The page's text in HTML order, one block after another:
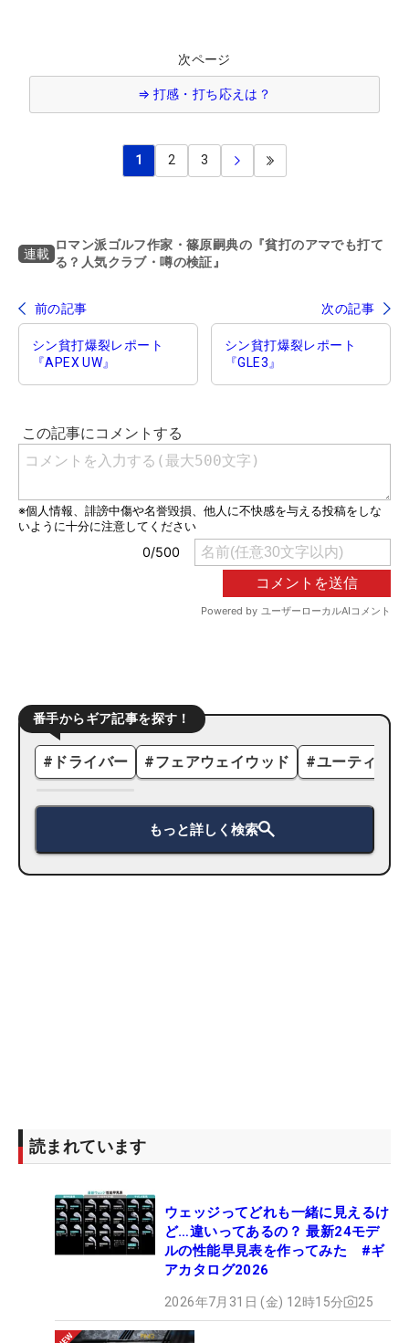
次ページ
⇒ 打感・打ち応えは？
1 2 3
連載
ロマン派ゴルフ作家・篠原嗣典の『貧打のアマでも打て
る？人気クラブ・噂の検証』
前の記事 次の記事
シン貧打爆裂レポート
『APEX UW』
シン貧打爆裂レポート
『GLE3』
番手からギア記事を探す！
# ドライバー #フェアウェイウッド #ユーティリ
もっと詳しく検索
読まれています
ウェッジってどれも一緒に見えるけ
ど…違いってあるの？ 最新24モデ
ルの性能早見表を作ってみた #ギ
アカタログ2026
2026年7月31日 (金) 12時15分 25